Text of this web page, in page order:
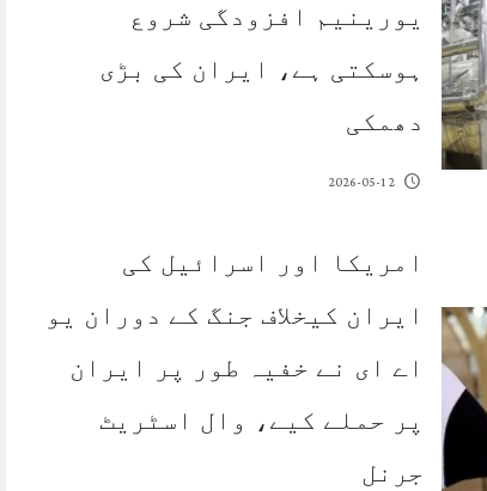
یورینیم افزودگی شروع
ہوسکتی ہے، ایران کی بڑی
دھمکی
2026-05-12
امریکا اور اسرائیل کی
ایران کیخلاف جنگ کے دوران یو
اے ای نے خفیہ طور پر ایران
پر حملے کیے، وال اسٹریٹ
جرنل